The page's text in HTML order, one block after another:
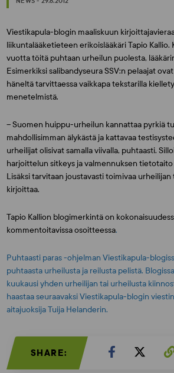
Viestikapula-blogin maaliskuun
liikuntalääketieteen erikoislääkäri Tapio
vuotta töitä puhtaan urheilun puolesta,
Esimerkiksi salibandyseura SSV:n pelaajat
häneltä tarvittaessa vaikkapa tekstarilla
menetelmistä.
– Suomen huippu-urheilun kannattaa pyrkiä
mahdollisimman älykästä ja kattavaa
urheilijat olisivat samalla viivalla, puhtaasti.
harjoittelun sitkeys ja valmennuksen tietotaito
Lisäksi tarvitaan joustavasti toimivaa
kirjoittaa.
Tapio Kallion blogimerkintä on
kommentoitavissa osoitteessa.
Puhtaasti paras -ohjelman Viestikapula-
puhtaasta urheilusta ja reilusta pelistä.
kuukausi yhden urheilijan tai urheilusta
haastaa seuraavaksi Viestikapula-blogin
aitajuoksija Tuija Helanderin.
SHARE: